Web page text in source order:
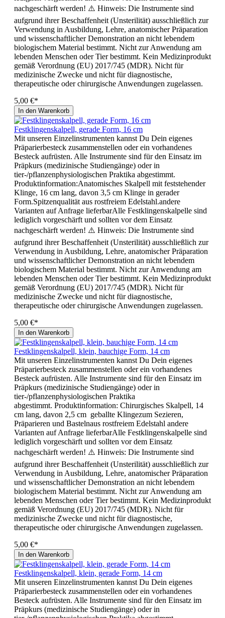
nachgeschärft werden! ⚠️ Hinweis: Die Instrumente sind
aufgrund ihrer Beschaffenheit (Unsterilität) ausschließlich zur
Verwendung in Ausbildung, Lehre, anatomischer Präparation
und wissenschaftlicher Demonstration an nicht lebendem
biologischem Material bestimmt. Nicht zur Anwendung am
lebenden Menschen oder Tier bestimmt. Kein Medizinprodukt
gemäß Verordnung (EU) 2017/745 (MDR). Nicht für
medizinische Zwecke und nicht für diagnostische,
therapeutische oder chirurgische Anwendungen zugelassen.
5,00 €*
In den Warenkorb
Festklingenskalpell, gerade Form, 16 cm
Mit unseren Einzelinstrumenten kannst Du Dein eigenes
Präparierbesteck zusammenstellen oder ein vorhandenes
Besteck aufrüsten. Alle Instrumente sind für den Einsatz im
Präpkurs (medizinische Studiengänge) oder in
tier-/pflanzenphysiologischen Praktika abgestimmt.
Produktinformation:Anatomisches Skalpell mit feststehender
Klinge, 16 cm lang, davon 3,5 cm Klinge in gerader
Form.Spitzenqualität aus rostfreiem Edelstahl.andere
Varianten auf Anfrage lieferbarAlle Festklingenskalpelle sind
lediglich vorgeschärft und sollten vor dem Einsatz
nachgeschärft werden! ⚠️ Hinweis: Die Instrumente sind
aufgrund ihrer Beschaffenheit (Unsterilität) ausschließlich zur
Verwendung in Ausbildung, Lehre, anatomischer Präparation
und wissenschaftlicher Demonstration an nicht lebendem
biologischem Material bestimmt. Nicht zur Anwendung am
lebenden Menschen oder Tier bestimmt. Kein Medizinprodukt
gemäß Verordnung (EU) 2017/745 (MDR). Nicht für
medizinische Zwecke und nicht für diagnostische,
therapeutische oder chirurgische Anwendungen zugelassen.
5,00 €*
In den Warenkorb
Festklingenskalpell, klein, bauchige Form, 14 cm
Mit unseren Einzelinstrumenten kannst Du Dein eigenes
Präparierbesteck zusammenstellen oder ein vorhandenes
Besteck aufrüsten. Alle Instrumente sind für den Einsatz im
Präpkurs (medizinische Studiengänge) oder in
tier-/pflanzenphysiologischen Praktika
abgestimmt. Produktinformation: Chirurgisches Skalpell, 14
cm lang, davon 2,5 cm geballte Klingezum Sezieren,
Präparieren und Bastelnaus rostfreiem Edelstahl andere
Varianten auf Anfrage lieferbarAlle Festklingenskalpelle sind
lediglich vorgeschärft und sollten vor dem Einsatz
nachgeschärft werden! ⚠️ Hinweis: Die Instrumente sind
aufgrund ihrer Beschaffenheit (Unsterilität) ausschließlich zur
Verwendung in Ausbildung, Lehre, anatomischer Präparation
und wissenschaftlicher Demonstration an nicht lebendem
biologischem Material bestimmt. Nicht zur Anwendung am
lebenden Menschen oder Tier bestimmt. Kein Medizinprodukt
gemäß Verordnung (EU) 2017/745 (MDR). Nicht für
medizinische Zwecke und nicht für diagnostische,
therapeutische oder chirurgische Anwendungen zugelassen.
5,00 €*
In den Warenkorb
Festklingenskalpell, klein, gerade Form, 14 cm
Mit unseren Einzelinstrumenten kannst Du Dein eigenes
Präparierbesteck zusammenstellen oder ein vorhandenes
Besteck aufrüsten. Alle Instrumente sind für den Einsatz im
Präpkurs (medizinische Studiengänge) oder in